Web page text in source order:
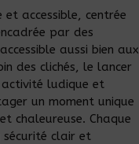
accessible, centrée
par des
aussi bien aux
des clichés, le lancer
ludique et
un moment unique
chaleureuse. Chaque
sécurité clair et